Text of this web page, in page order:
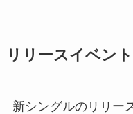
リリースイベン
新シングルのリリー